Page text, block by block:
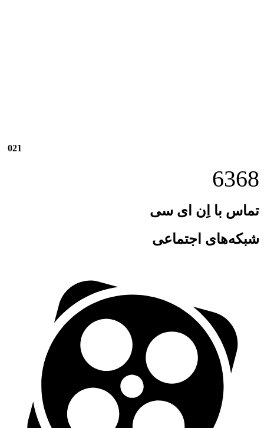
021
6368
تماس با اِن ای سی
شبکه‌های اجتماعی